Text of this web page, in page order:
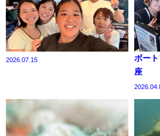
2026.07.15
ボー
座